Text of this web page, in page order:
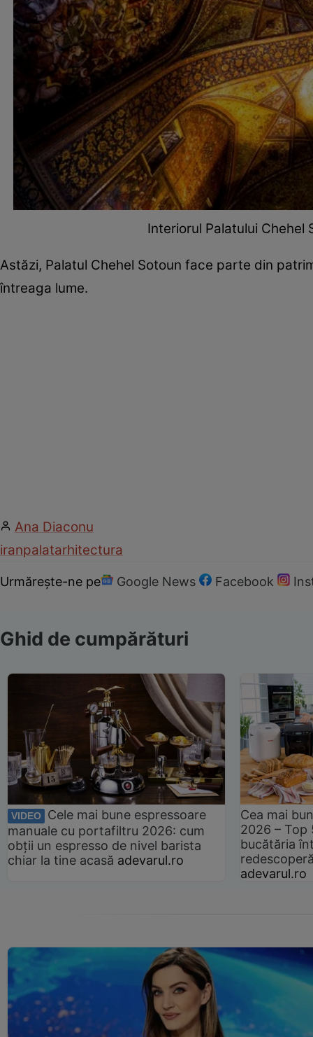
Interiorul Palatului Chehel
Astăzi, Palatul Chehel Sotoun face parte din
întreaga lume.
Ana Diaconu
iranpalatarhitectura
Urmărește-ne pe Google News Facebook
Ghid de cumpărături
VIDEO
Cele mai bune espressoare
manuale cu portafiltru 2026: cum
obții un espresso de nivel barista
chiar la tine acasă adevarul.ro
Cea mai
2026 –
bucătăria
adevarul.ro